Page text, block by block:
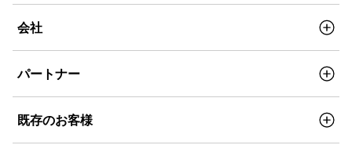
会社
パートナー
既存のお客様